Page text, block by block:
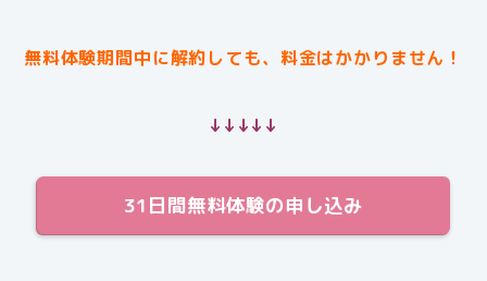
無料体験期間中に解約しても、料金はかかりません！
↓↓↓↓↓
31日間無料体験の申し込み